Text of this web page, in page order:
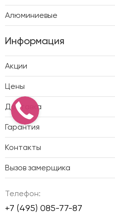
Алюминиевые
Информация
Акции
Цены
Доставка
Гарантия
Контакты
Вызов замерщика
Телефон:
+7 (495) 085-77-87